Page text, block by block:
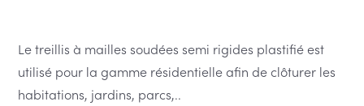
Le treillis à mailles soudées semi rigides plastifié est
utilisé pour la gamme résidentielle afin de clôturer les
habitations, jardins, parcs,..